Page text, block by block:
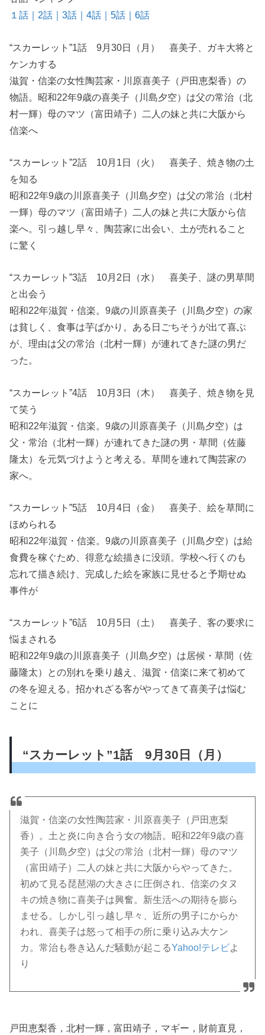
１話｜ 2話｜3話｜4話｜5話｜6話
“スカーレット”1話 9月30日（月） 喜美子、ガキ大将と
ケンカする
滋賀・信楽の女性陶芸家・川原喜美子（戸田恵梨香）の
物語。昭和22年9歳の喜美子（川島夕空）は父の常治（北
村一輝）母のマツ（富田靖子）二人の妹と共に大阪から
信楽へ
“スカーレット”2話 10月1日（火） 喜美子、焼き物の土
を知る
昭和22年9歳の川原喜美子（川島夕空）は父の常治（北村
一輝）母のマツ（富田靖子）二人の妹と共に大阪から信
楽へ。引っ越し早々、陶芸家に出会い、土が売れること
に驚く
“スカーレット”3話 10月2日（水） 喜美子、謎の男草間
と出会う
昭和22年滋賀・信楽。9歳の川原喜美子（川島夕空）の家
は貧しく、食事は芋ばかり。ある日ごちそうが出て喜ぶ
が、理由は父の常治（北村一輝）が連れてきた謎の男だ
った。
“スカーレット”4話 10月3日（木） 喜美子、焼き物を見
て笑う
昭和22年滋賀・信楽。9歳の川原喜美子（川島夕空）は
父・常治（北村一輝）が連れてきた謎の男・草間（佐藤
隆太）を元気づけようと考える。草間を連れて陶芸家の
家へ。
“スカーレット”5話 10月4日（金） 喜美子、絵を草間に
ほめられる
昭和22年滋賀・信楽。9歳の川原喜美子（川島夕空）は給
食費を稼ぐため、得意な絵描きに没頭。学校へ行くのも
忘れて描き続け、完成した絵を家族に見せると予期せぬ
事件が
“スカーレット”6話 10月5日（土） 喜美子、客の要求に
悩まされる
昭和22年9歳の川原喜美子（川島夕空）は居候・草間（佐
藤隆太）との別れを乗り越え、滋賀・信楽に来て初めて
の冬を迎える。招かれざる客がやってきて喜美子は悩む
ことに
“スカーレット”1話 9月30日（月）
滋賀・信楽の女性陶芸家・川原喜美子（戸田恵梨
香）。土と炎に向き合う女の物語。昭和22年9歳の喜
美子（川島夕空）は父の常治（北村一輝）母のマツ
（富田靖子）二人の妹と共に大阪からやってきた。
初めて見る琵琶湖の大きさに圧倒され、信楽のタヌ
キの焼き物に喜美子は興奮。新生活への期待を膨ら
ませる。しかし引っ越し早々、近所の男子にからか
われ、喜美子は怒って相手の所に乗り込み大ケン
カ。常治も巻き込んだ騒動が起こるYahoo!テレビよ
り
戸田恵梨香，北村一輝，富田靖子，マギー，財前直見，